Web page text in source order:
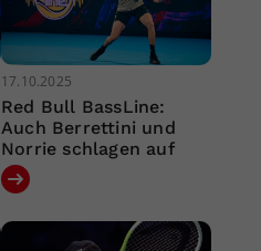
17.10.2025
Red Bull BassLine:
Auch Berrettini und
Norrie schlagen auf